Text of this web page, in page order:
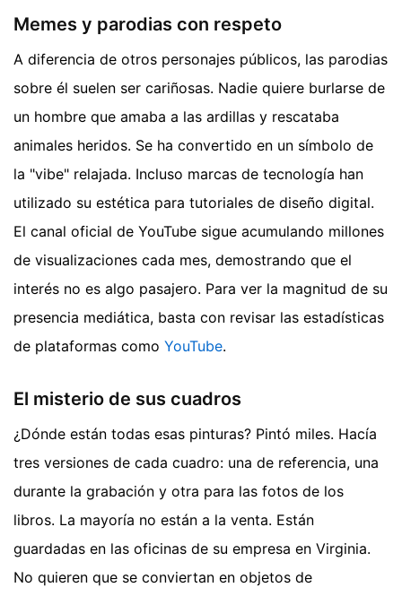
Memes y parodias con respeto
A diferencia de otros personajes públicos, las parodias
sobre él suelen ser cariñosas. Nadie quiere burlarse de
un hombre que amaba a las ardillas y rescataba
animales heridos. Se ha convertido en un símbolo de
la "vibe" relajada. Incluso marcas de tecnología han
utilizado su estética para tutoriales de diseño digital.
El canal oficial de YouTube sigue acumulando millones
de visualizaciones cada mes, demostrando que el
interés no es algo pasajero. Para ver la magnitud de su
presencia mediática, basta con revisar las estadísticas
de plataformas como YouTube.
El misterio de sus cuadros
¿Dónde están todas esas pinturas? Pintó miles. Hacía
tres versiones de cada cuadro: una de referencia, una
durante la grabación y otra para las fotos de los
libros. La mayoría no están a la venta. Están
guardadas en las oficinas de su empresa en Virginia.
No quieren que se conviertan en objetos de